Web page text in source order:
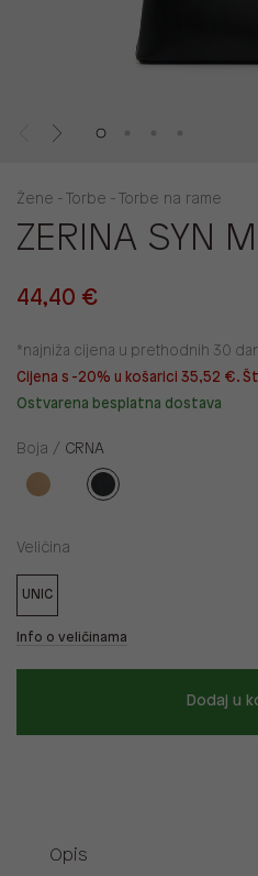
Žene - Torbe - Torbe na rame
ZERINA SYN
44,40 €
*najniža cijena u prethodnih 30
Cijena s -20% u košarici 35,52 €.
Ostvarena besplatna dostava
Boja / CRNA
Veličina
UNIC
Info o veličinama
Dodaj u
Opis